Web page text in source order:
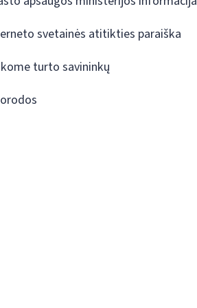
svetainės atitikties paraiška
turto savininkų